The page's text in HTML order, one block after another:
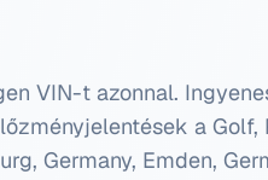
VIN-t azonnal.
a Golf,
Germany, Emden,